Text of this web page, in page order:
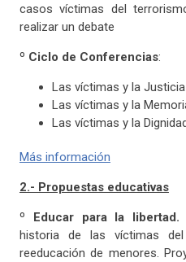
casos víctimas del
realizar un debate
º Ciclo de Conferencias:
Las víctimas y la Justicia
Las víctimas y la
Las víctimas y la Dignidad
Más información
2.- Propuestas educativas
º Educar para la libertad.
historia de las víctimas
reeducación de menores.